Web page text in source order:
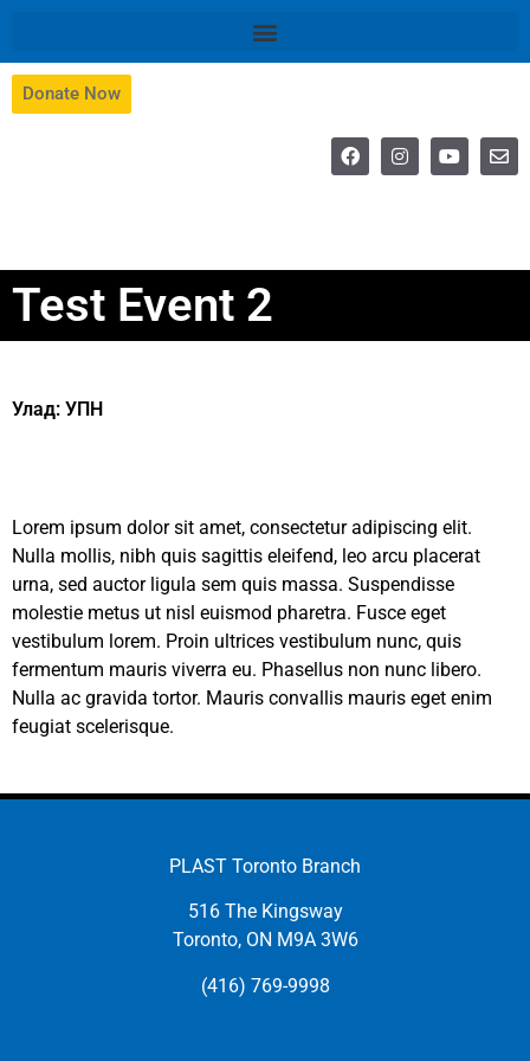
Donate Now
Test Event 2
Улад: УПН
Lorem ipsum dolor sit amet, consectetur adipiscing elit.
Nulla mollis, nibh quis sagittis eleifend, leo arcu placerat
urna, sed auctor ligula sem quis massa. Suspendisse
molestie metus ut nisl euismod pharetra. Fusce eget
vestibulum lorem. Proin ultrices vestibulum nunc, quis
fermentum mauris viverra eu. Phasellus non nunc libero.
Nulla ac gravida tortor. Mauris convallis mauris eget enim
feugiat scelerisque.
PLAST Toronto Branch
516 The Kingsway
Toronto, ON M9A 3W6
(416) 769-9998